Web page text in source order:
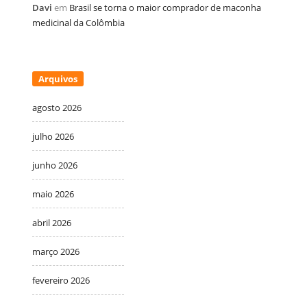
Davi em Brasil se torna o maior comprador de maconha
medicinal da Colômbia
Arquivos
agosto 2026
julho 2026
junho 2026
maio 2026
abril 2026
março 2026
fevereiro 2026